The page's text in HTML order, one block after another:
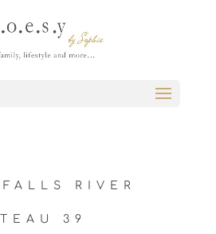
RIVER
39